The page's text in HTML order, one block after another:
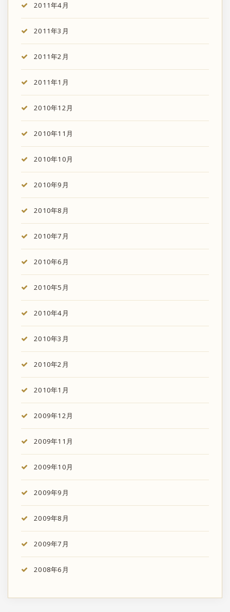
2011年4月
2011年3月
2011年2月
2011年1月
2010年12月
2010年11月
2010年10月
2010年9月
2010年8月
2010年7月
2010年6月
2010年5月
2010年4月
2010年3月
2010年2月
2010年1月
2009年12月
2009年11月
2009年10月
2009年9月
2009年8月
2009年7月
2008年6月